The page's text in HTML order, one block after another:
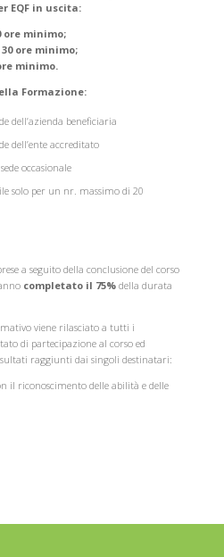
EQF in uscita:
ore minimo;
30 ore minimo;
minimo.
Formazione:
dell’azienda beneficiaria
dell’ente accreditato
occasionale
solo per un nr. massimo di 20
a seguito della conclusione del corso
completato il 75%della durata
viene rilasciato a tutti i
di partecipazione al corso ed
raggiunti dai singoli destinatari:
il riconoscimento delle abilità e delle